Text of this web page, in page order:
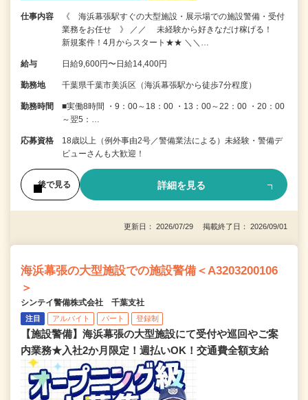
仕事内容
《 海浜幕張駅すぐの大型施設・展示場での施設警備・受付
業務をお任せ 》 ／／ 未経験から好きなだけ稼げる！
新規案件！4月からスタート★★ ＼＼…
給与 日給9,600円〜日給14,400円
勤務地 千葉県千葉市美浜区（海浜幕張駅から徒歩7分程度）
勤務時間
■実働8時間 ・9：00～18：00 ・13：00～22：00 ・20：00
～翌5：…
応募資格
18歳以上（例外事由2号／警備業法による）未経験・警備デ
ビューさんも大歓迎！
後で見る 詳細を見る
更新日： 2026/07/29 掲載終了日： 2026/09/01
海浜幕張の大型施設での施設警備＜A3203200106
＞
シンテイ警備株式会社 千葉支社
注目 アルバイト パート 登録制
【施設警備】海浜幕張の大型施設にて受付や巡回やご案
内業務★入社2か月限定！週払いOK！交通費全額支給